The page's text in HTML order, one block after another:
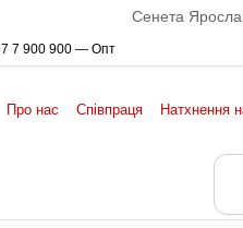
Сенета
7 900 900 — Опт
Про нас Співпраця Натхнення